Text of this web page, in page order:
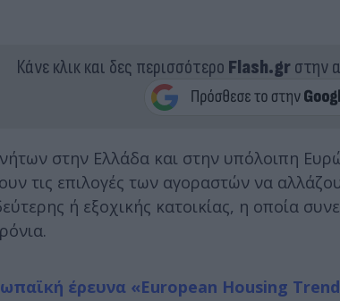
Κάνε κλικ και δες περισσότερο Flash.grστην
στην Ελλάδα και στην υπόλοιπη
τις επιλογές των αγοραστών να
ή εξοχικής κατοικίας, η οποία
έρευνα «European Housing